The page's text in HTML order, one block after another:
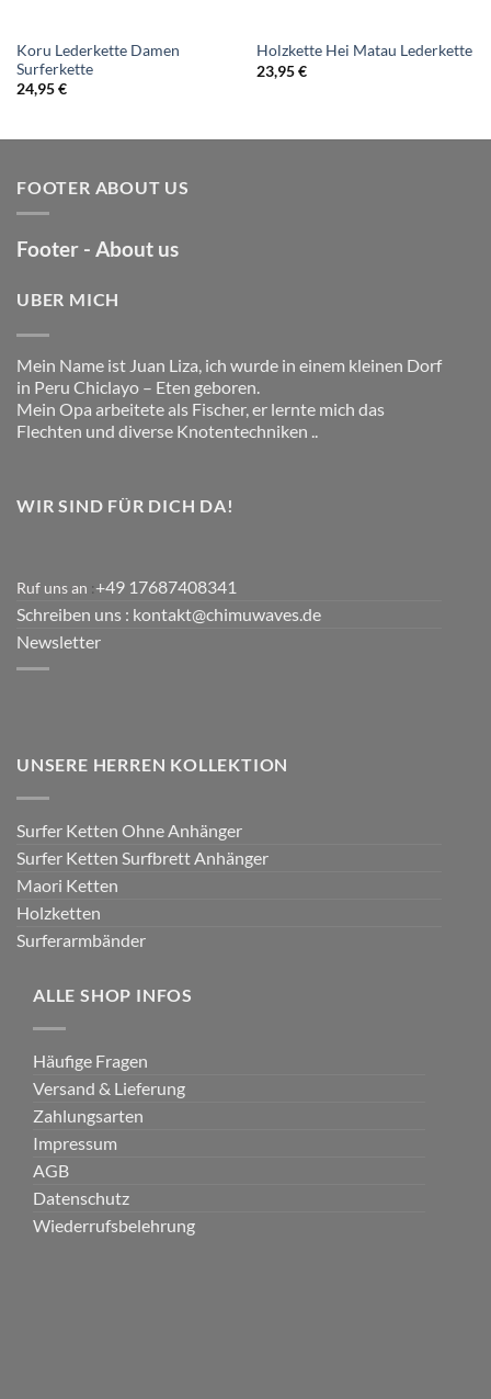
Koru Lederkette Damen
Surferkette
24,95€
Holzkette Hei Matau Lederkette
23,95€
FOOTER ABOUT US
Footer - About us
UBER MICH
Mein Name ist Juan Liza, ich wurde in einem kleinen Dorf
in Peru Chiclayo – Eten geboren.
Mein Opa arbeitete als Fischer, er lernte mich das
Flechten und diverse Knotentechniken ..
WIR SIND FÜR DICH DA!
Ruf uns an :+49 17687408341
Schreiben uns : kontakt@chimuwaves.de
Newsletter
UNSERE HERREN KOLLEKTION
Surfer Ketten Ohne Anhänger
Surfer Ketten Surfbrett Anhänger
Maori Ketten
Holzketten
Surferarmbänder
ALLE SHOP INFOS
Häufige Fragen
Versand & Lieferung
Zahlungsarten
Impressum
AGB
Datenschutz
Wiederrufsbelehrung